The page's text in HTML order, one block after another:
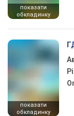
показати
обкладинку
показати
обкладинку